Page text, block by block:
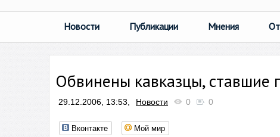
Новости Публикации Мнения
Обвинены кавказцы, ставшие
29.12.2006, 13:53, Новости 0 0
Вконтакте Мой мир